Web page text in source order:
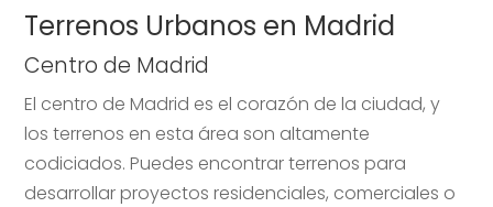
Terrenos Urbanos en Madrid
Centro de Madrid
El centro de Madrid es el corazón de la ciudad, y
los terrenos en esta área son altamente
codiciados. Puedes encontrar terrenos para
desarrollar proyectos residenciales, comerciales o